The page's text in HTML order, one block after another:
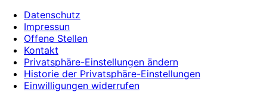
Datenschutz
Impressun
Offene Stellen
Kontakt
Privatsphäre-Einstellungen ändern
Historie der Privatsphäre-Einstellungen
Einwilligungen widerrufen